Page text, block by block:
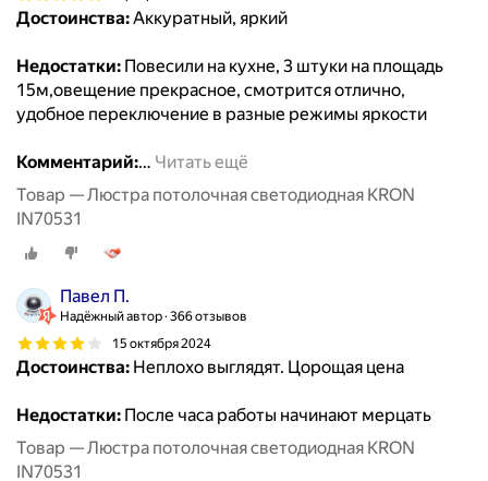
Достоинства:Аккуратный, яркий
Недостатки: Повесили на кухне, 3 штуки на площадь
15м,овещение прекрасное, смотрится отлично,
удобное переключение в разные режимы яркости
Комментарий:… Читать ещё
Товар — Люстра потолочная светодиодная KRON
IN70531
Павел П.
Надёжный автор 366 отзывов
15 октября 2024
Достоинства: Неплохо выглядят. Цорощая цена
Недостатки: После часа работы начинают мерцать
Товар — Люстра потолочная светодиодная KRON
IN70531